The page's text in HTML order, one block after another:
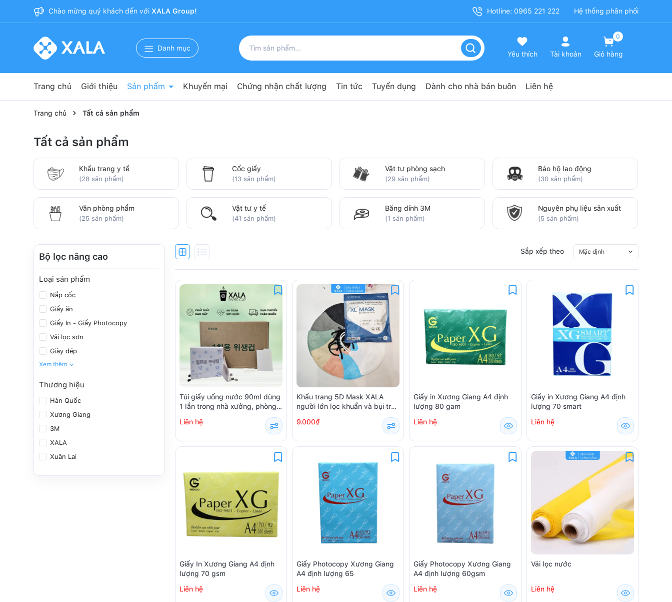
Chào mừng quý khách đến với XALA Group! Hotline: 0965 221 222 Hệ thống phân phối
Danh mục
Yêu thích Tài khoản
0
Giỏ hàng
Trang chủ Giới thiệu Sản phẩm Khuyến mại Chứng nhận chất lượng Tin tức Tuyển dụng Dành cho nhà bán buôn Liên hệ
Trang chủ Tất cả sản phẩm
Tất cả sản phẩm
Khẩu trang y tế
(28 sản phẩm)
Cốc giấy
(13 sản phẩm)
Vật tư phòng sạch
(29 sản phẩm)
Bảo hộ lao động
(30 sản phẩm)
Văn phòng phẩm
(25 sản phẩm)
Vật tư y tế
(41 sản phẩm)
Băng dính 3M
(1 sản phẩm)
Nguyên phụ liệu sản xuất
(5 sản phẩm)
Bộ lọc nâng cao
Loại sản phẩm
Nắp cốc
Giấy ăn
Giấy In - Giấy Photocopy
Vải lọc sơn
Giày dép
Xem thêm
Thương hiệu
Hàn Quốc
Xương Giang
3M
XALA
Xuân Lai
Sắp xếp theo Mặc định
Túi giấy uống nước 90ml dùng
1 lần trong nhà xưởng, phòng
Liên hệ
Khẩu trang 5D Mask XALA
người lớn lọc khuẩn và bụi trên
9.000₫
Giấy in Xương Giang A4 định
lượng 80 gam
Liên hệ
Giấy in Xương Giang A4 định
lượng 70 smart
Liên hệ
Giấy In Xương Giang A4 định
lượng 70 gsm
Liên hệ
Giấy Photocopy Xương Giang
A4 định lượng 65
Liên hệ
Giấy Photocopy Xương Giang
A4 định lượng 60gsm
Liên hệ
Vải lọc nước
Liên hệ